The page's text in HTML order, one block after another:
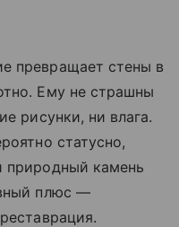
превращает стены в
Ему не страшны
рисунки, ни влага.
статусно,
природный камень
плюс —